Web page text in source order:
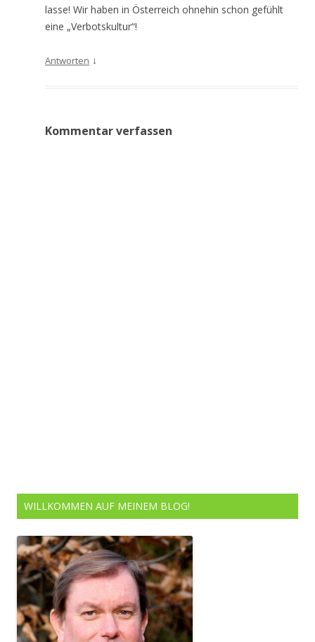
lasse! Wir haben in Österreich ohnehin schon gefühlt
eine „Verbotskultur“!
Antworten ↓
Kommentar verfassen
WILLKOMMEN AUF MEINEM BLOG!